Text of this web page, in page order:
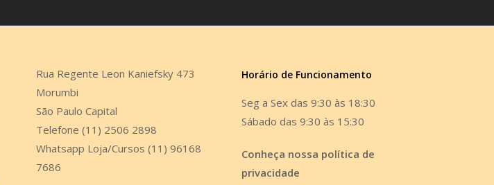
Rua Regente Leon Kaniefsky 473
Morumbi
São Paulo Capital
Telefone (11) 2506 2898
Whatsapp Loja/Cursos (11) 96168
7686
Horário de Funcionamento
Seg a Sex das 9:30 às 18:30
Sábado das 9:30 às 15:30
Conheça nossa política de
privacidade